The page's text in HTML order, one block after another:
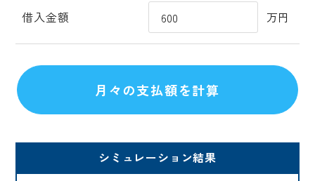
借入金額 万円
シミュレーション結果